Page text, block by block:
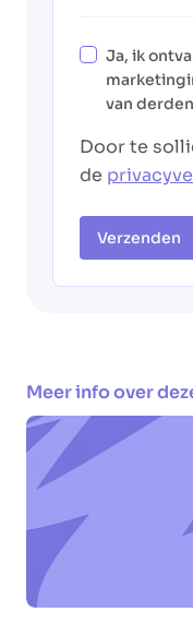
Ja, ik
van
Door te
de
Verzenden
Meer info over